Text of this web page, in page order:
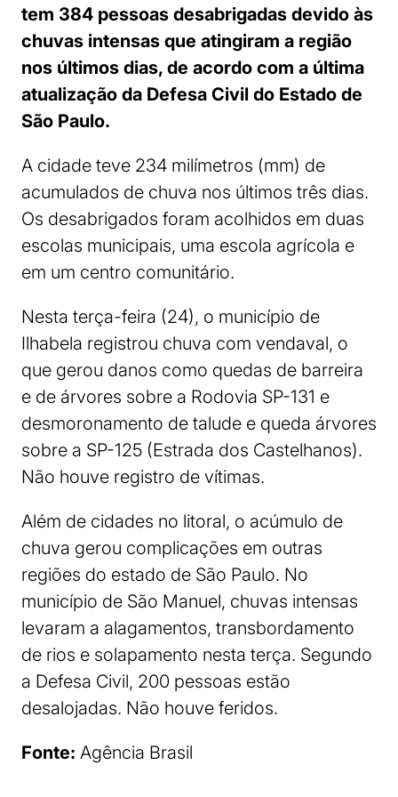
tem 384 pessoas desabrigadas devido às
chuvas intensas que atingiram a região
nos últimos dias, de acordo com a última
atualização da Defesa Civil do Estado de
São Paulo.
A cidade teve 234 milímetros (mm) de
acumulados de chuva nos últimos três dias.
Os desabrigados foram acolhidos em duas
escolas municipais, uma escola agrícola e
em um centro comunitário.
Nesta terça-feira (24), o município de
Ilhabela registrou chuva com vendaval, o
que gerou danos como quedas de barreira
e de árvores sobre a Rodovia SP-131 e
desmoronamento de talude e queda árvores
sobre a SP-125 (Estrada dos Castelhanos).
Não houve registro de vítimas.
Além de cidades no litoral, o acúmulo de
chuva gerou complicações em outras
regiões do estado de São Paulo. No
município de São Manuel, chuvas intensas
levaram a alagamentos, transbordamento
de rios e solapamento nesta terça. Segundo
a Defesa Civil, 200 pessoas estão
desalojadas. Não houve feridos.
Fonte: Agência Brasil